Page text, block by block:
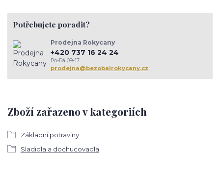
Zboží zařazeno v kategoriích
Základní potraviny
Sladidla a dochucovadla
Potřebujete poradit?
Prodejna Rokycany
+420 737 16 24 24
Po-Pá 09-17
prodejna@bezobalrokycany.cz